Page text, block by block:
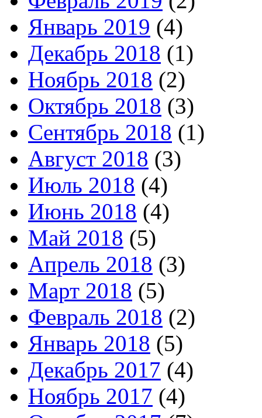
Январь 2019 (4)
Декабрь 2018 (1)
Ноябрь 2018 (2)
Октябрь 2018 (3)
Сентябрь 2018 (1)
Август 2018 (3)
Июль 2018 (4)
Июнь 2018 (4)
Май 2018 (5)
Апрель 2018 (3)
Март 2018 (5)
Февраль 2018 (2)
Январь 2018 (5)
Декабрь 2017 (4)
Ноябрь 2017 (4)